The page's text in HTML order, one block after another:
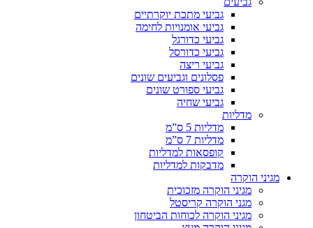
גביעי מתכת יוקרתיים
גביעי אומנויות לחימה
גביעי כדורגל
גביעי כדורסל
גביעי ריצה
פסלונים וגביעים שונים
גביעי ספורט שונים
גביעי שחיה
מדליות
מדליות 5 ס”מ
מדליות 7 ס”מ
קופסאות למדליות
מדבקות למדליות
מגיני הוקרה
מגיני הוקרה מזכוכית
מגני הוקרה קריסטל
מגיני הוקרה לכוחות הביטחון